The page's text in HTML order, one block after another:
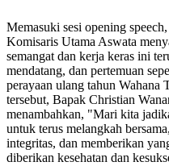
Memasuki sesi opening
Komisaris Utama Aswata
semangat dan kerja keras ini
mendatang, dan pertemuan
perayaan ulang tahun Wahana
tersebut, Bapak Christian
menambahkan, "Mari kita
untuk terus melangkah
integritas, dan memberikan
diberikan kesehatan dan